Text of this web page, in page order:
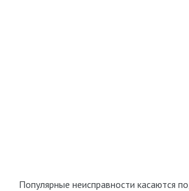
Популярные неисправности касаются